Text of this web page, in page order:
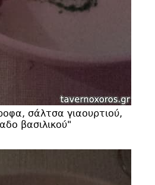
σάλτσα γιαουρτιού,
βασιλικού"